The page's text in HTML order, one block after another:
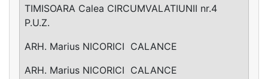
TIMISOARA Calea CIRCUMVALATIUNII nr.4
P.U.Z.
ARH. Marius NICORICI ­ CALANCE
ARH. Marius NICORICI ­ CALANCE